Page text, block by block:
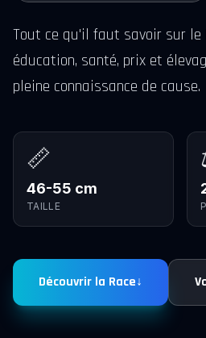
Tout ce qu'il faut savoir sur le
éducation, santé, prix et
pleine connaissance de cause.
📏
46-55 cm
TAILLE
Découvrir la Race↓